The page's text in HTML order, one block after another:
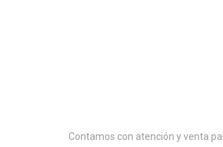
Contamos con atención y venta